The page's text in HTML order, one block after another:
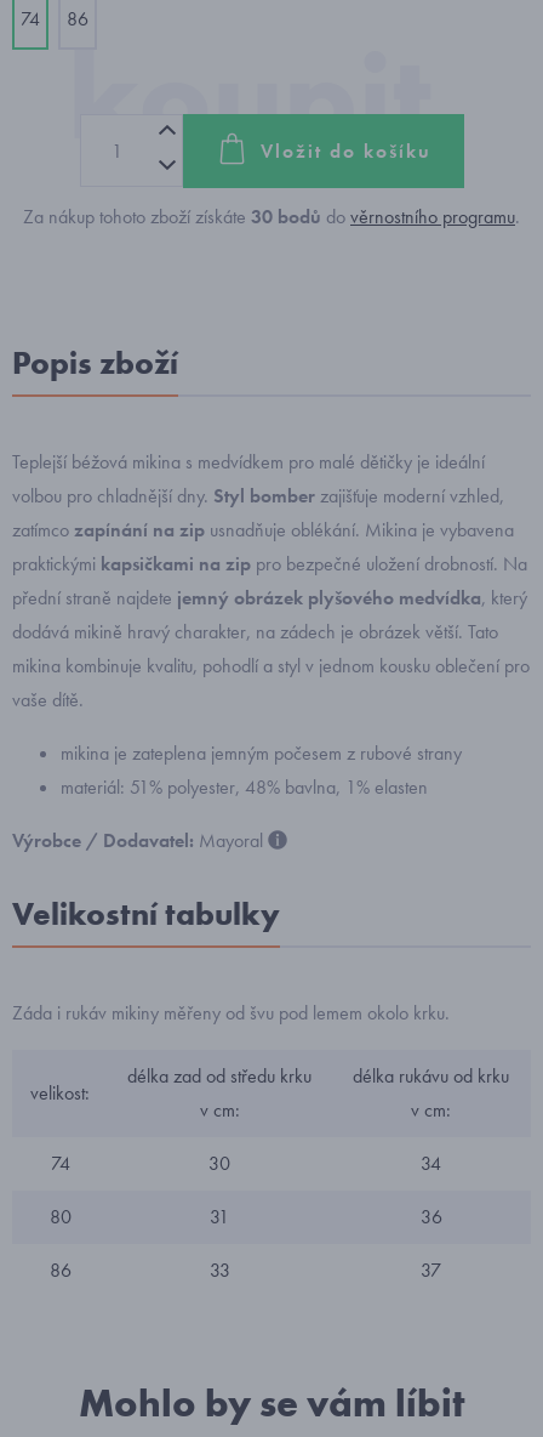
74 86
Vložit do košíku
Za nákup tohoto zboží získáte 30 bodů dověrnostního programu.
Popis zboží
Teplejší béžová mikina s medvídkem pro malé dětičky je ideální
volbou pro chladnější dny. Styl bomberzajišťuje moderní vzhled,
zatímcozapínání na zip usnadňuje oblékání. Mikina je vybavena
praktickými kapsičkami na zip pro bezpečné uložení drobností. Na
přední straně najdete jemný obrázek plyšového medvídka, který
dodává mikině hravý charakter, na zádech je obrázek větší. Tato
mikina kombinuje kvalitu, pohodlí a styl v jednom kousku oblečení pro
vaše dítě.
mikina je zateplena jemným počesem z rubové strany
materiál: 51% polyester, 48% bavlna, 1% elasten
Výrobce / Dodavatel: Mayoral
Velikostní tabulky
Záda i rukáv mikiny měřeny od švu pod lemem okolo krku.
velikost:
délka zad od středu krku
v cm:
délka rukávu od krku
v cm:
74 30 34
80 31 36
86 33 37
Mohlo by se vám líbit